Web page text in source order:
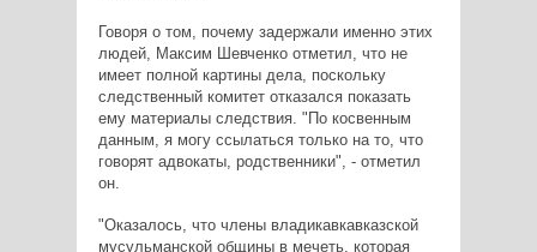
Говоря о том, почему задержали именно этих
людей, Максим Шевченко отметил, что не
имеет полной картины дела, поскольку
следственный комитет отказался показать
ему материалы следствия. "По косвенным
данным, я могу ссылаться только на то, что
говорят адвокаты, родственники", - отметил
он.
"Оказалось, что члены владикавкавказской
мусульманской общины в мечеть, которая